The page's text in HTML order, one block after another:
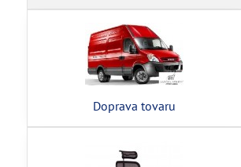
Doprava tovaru